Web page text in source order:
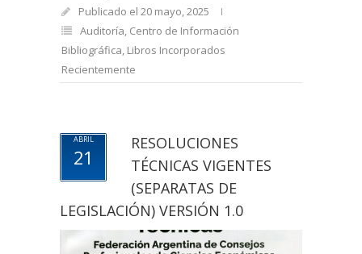
Publicado el 20 mayo, 2025
Auditoría, Centro de Información
Bibliográfica, Libros Incorporados
Recientemente
ABRIL
21
RESOLUCIONES
TÉCNICAS VIGENTES
(SEPARATAS DE
LEGISLACIÓN) VERSIÓN 1.0